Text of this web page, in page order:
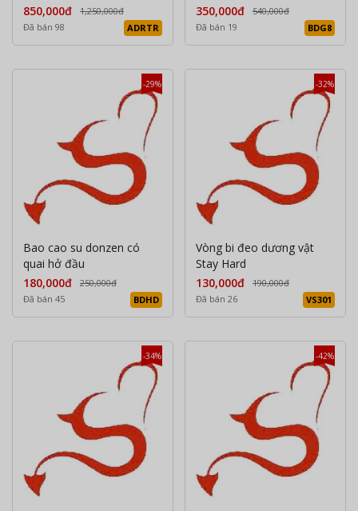
850,000đ
1,250,000đ
Đã bán 98
ADRTR
350,000đ
540,000đ
Đã bán 19
BDG8
-29%
Bao cao su donzen có
quai hở đầu
180,000đ
250,000đ
Đã bán 45
BDHD
-32%
Vòng bi đeo dương vật
Stay Hard
130,000đ
190,000đ
Đã bán 26
VS301
-34% -42%